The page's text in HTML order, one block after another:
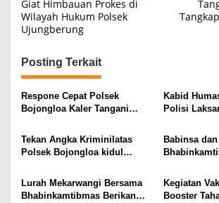
Giat Himbauan Prokes di
Wilayah Hukum Polsek
Ujungberung
Posting Terkait
Respone Cepat Polsek
Bojongloa Kaler Tangani
Kabid
Polisi
Para Sopir
Tekan Angka Kriminilatas
Polsek Bojongloa kidul
melaksanakan C3 (Curas,
Curat dan Curanmor),
Babinsa dan
Satpam
Pos Taman
Lurah Mekarwangi Bersama
Bhabinkamtibmas Berikan
Kegiatan
Booster